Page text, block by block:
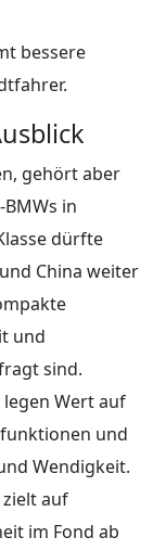
bessere
gehört aber
in
dürfte
China weiter
und
sind.
Wert auf
und
Wendigkeit.
zielt auf
im Fond ab